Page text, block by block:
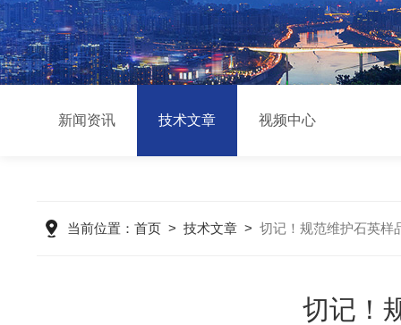
新闻资讯 技术文章 视频中心
当前位置： 首页> 技术文章> 切记！规范维护石英样
切记！